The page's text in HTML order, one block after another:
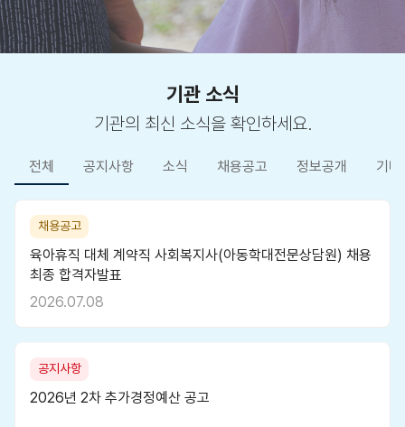
기관 소식
기관의 최신 소식을 확인하세요.
전체 공지사항 소식 채용공고 정보공개 기타
채용공고
육아휴직 대체 계약직 사회복지사(아동학대전문상담원) 채용
최종 합격자발표
2026.07.08
공지사항
2026년 2차 추가경정예산 공고